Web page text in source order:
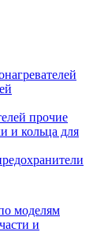
прочие
и кольца для
моделям
и